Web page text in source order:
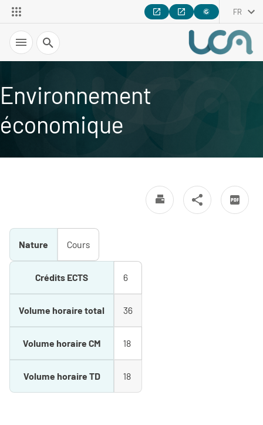
FR
Recherche
Environnement
économique
Nature Cours
Crédits ECTS 6
Volume horaire total 36
Volume horaire CM 18
Volume horaire TD 18